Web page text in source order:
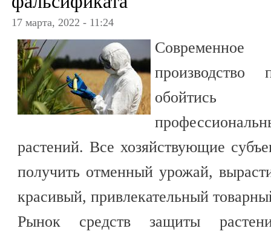
17 марта, 2022 - 11:24
обойтись
растений. Все хозяйствующие
получить отменный урожай,
красивый, привлекательный
Рынок средств защиты